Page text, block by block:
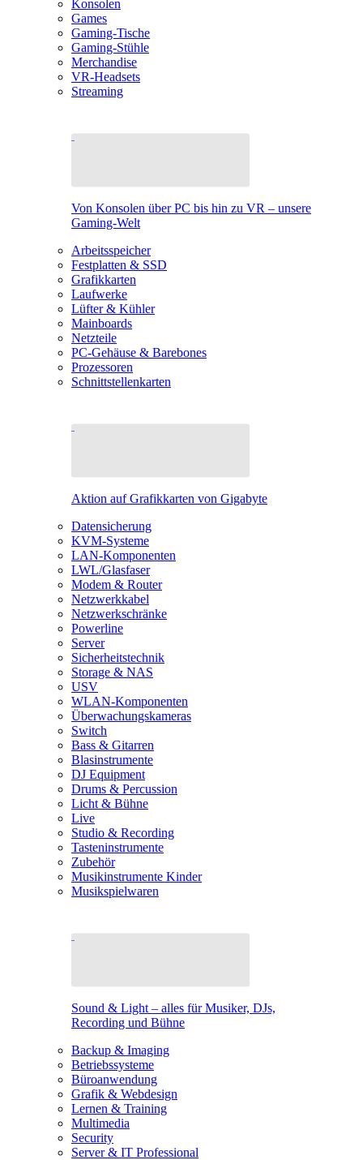
Konsolen
Games
Gaming-Tische
Gaming-Stühle
Merchandise
VR-Headsets
Streaming
Von Konsolen über PC bis hin zu VR – unsere
Gaming-Welt
Arbeitsspeicher
Festplatten & SSD
Grafikkarten
Laufwerke
Lüfter & Kühler
Mainboards
Netzteile
PC-Gehäuse & Barebones
Prozessoren
Schnittstellenkarten
Aktion auf Grafikkarten von Gigabyte
Datensicherung
KVM-Systeme
LAN-Komponenten
LWL/Glasfaser
Modem & Router
Netzwerkkabel
Netzwerkschränke
Powerline
Server
Sicherheitstechnik
Storage & NAS
USV
WLAN-Komponenten
Überwachungskameras
Switch
Bass & Gitarren
Blasinstrumente
DJ Equipment
Drums & Percussion
Licht & Bühne
Live
Studio & Recording
Tasteninstrumente
Zubehör
Musikinstrumente Kinder
Musikspielwaren
Sound & Light – alles für Musiker, DJs,
Recording und Bühne
Backup & Imaging
Betriebssysteme
Büroanwendung
Grafik & Webdesign
Lernen & Training
Multimedia
Security
Server & IT Professional